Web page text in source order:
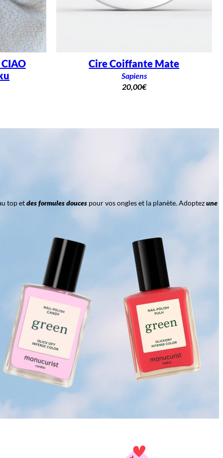
Cire Coiffante Mate
Sapiens
20,00€
top etdes formules doucespour vos ongles et la planète. Adoptezune